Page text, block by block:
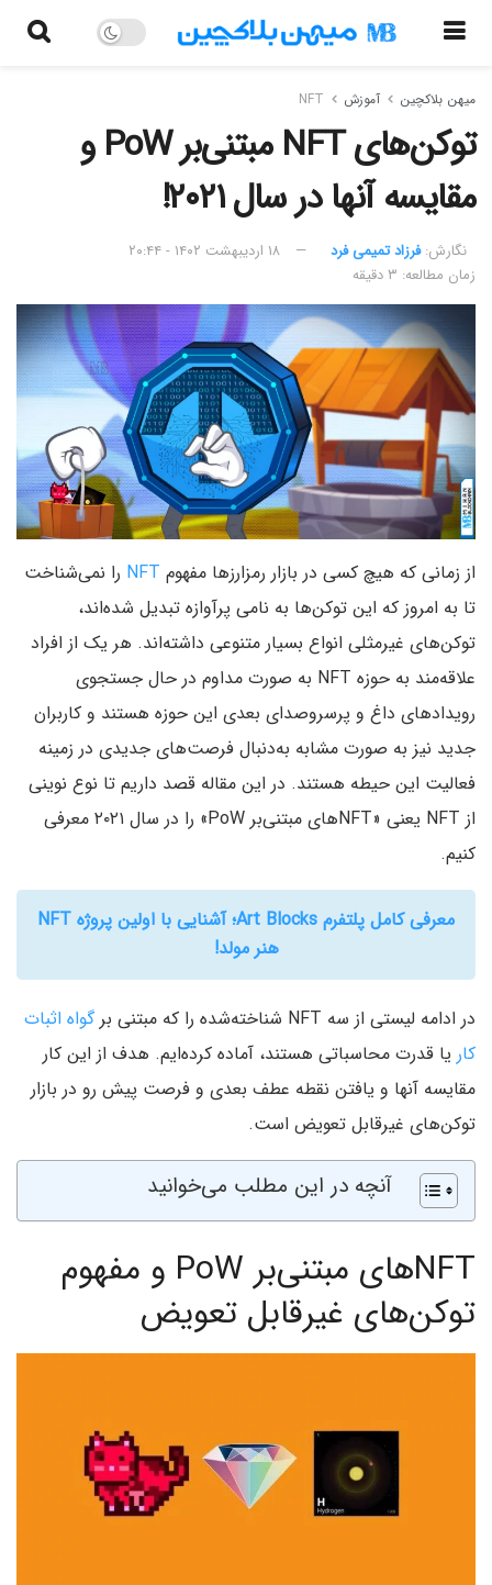
میهن بلاکچین آموزش NFT
توکن‌های NFT مبتنی‌بر PoW و
مقایسه آنها در سال ۲۰۲۱!
نگارش:‌ فرزاد تمیمی فرد
۱۸ اردیبهشت ۱۴۰۲ - ۲۰:۴۴
زمان مطالعه: ۳ دقیقه
از زمانی که هیچ کسی در بازار رمزارز‌ها مفهوم NFT را نمی‌شناخت
تا به امروز که این توکن‌ها به نامی پر‌آوازه تبدیل شده‌اند،
توکن‌های غیرمثلی انواع بسیار متنوعی داشته‌اند. هر یک از افراد
علاقه‌مند به حوزه NFT به صورت مداوم در حال جستجوی
رویدادهای داغ و پرسروصدای بعدی این حوزه هستند و کاربران
جدید نیز به صورت مشابه به‌دنبال فرصت‌های جدیدی در زمینه
فعالیت این حیطه هستند. در این مقاله قصد داریم تا نوع نوینی
از NFT یعنی «NFTهای مبتنی‌بر PoW» را در سال ۲۰۲۱ معرفی
کنیم.
معرفی کامل پلتفرم Art Blocks؛ آشنایی با اولین پروژه NFT
هنر مولد!
در ادامه لیستی از سه NFT شناخته‌شده را که مبتنی بر
گواه اثبات
کار یا قدرت محاسباتی هستند، آماده کرده‌ایم. هدف از این کار
مقایسه آنها و یافتن نقطه عطف بعدی و فرصت پیش رو در بازار
توکن‌های غیرقابل تعویض است.
آنچه در این مطلب می‌خوانید
NFTهای مبتنی‌بر PoW و مفهوم
توکن‌های غیرقابل تعویض